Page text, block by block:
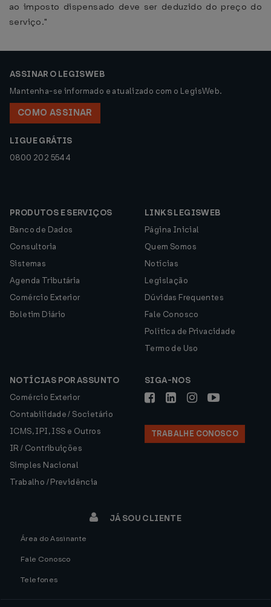
ao imposto dispensado deve ser deduzido do preço do
serviço."
ASSINAR O LEGISWEB
Mantenha-se informado e atualizado com o LegisWeb.
COMO ASSINAR
LIGUE GRÁTIS
0800 202 5544
PRODUTOS E SERVIÇOS
Banco de Dados
Consultoria
Sistemas
Agenda Tributária
Comércio Exterior
Boletim Diário
LINKS LEGISWEB
Página Inicial
Quem Somos
Notícias
Legislação
Dúvidas Frequentes
Fale Conosco
Política de Privacidade
Termo de Uso
NOTÍCIAS POR ASSUNTO
Comércio Exterior
Contabilidade / Societário
ICMS, IPI, ISS e Outros
IR / Contribuições
Simples Nacional
Trabalho / Previdência
SIGA-NOS
TRABALHE CONOSCO
JÁ SOU CLIENTE
Área do Assinante
Fale Conosco
Telefones